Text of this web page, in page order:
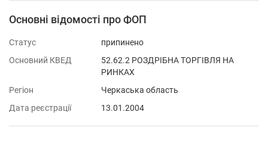
Основні відомості про ФОП
Статус
припинено
Основний КВЕД
52.62.2 РОЗДРІБНА ТОРГІВЛЯ НА
РИНКАХ
Регіон
Черкаська область
Дата реєстрації
13.01.2004